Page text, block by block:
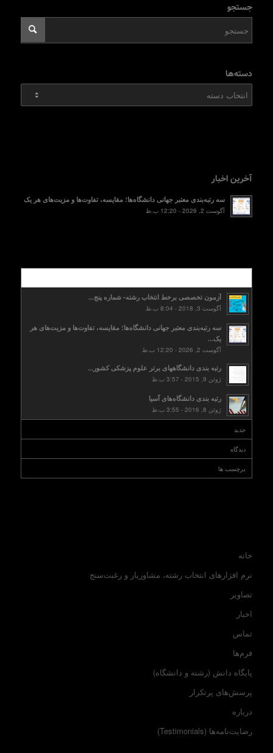
جستجو
دسته‌ها
آخرین اخبار
سه رتبه‌بندی معتبر جهانی دانشگاه‌ها؛ مقایسه، تفاوت‌ها و مزیت‌های هر یک
آگوست 2, 2026 - 12:20 ب.ظ
آزمون تخصصی برخط انتخاب رشته- شماره پنج...
آگوست 3, 2018 - 8:04 ب.ظ
سه رتبه‌بندی معتبر جهانی دانشگاه‌ها؛ مقایسه، تفاوت‌ها و مزیت‌های هر
یک...
آگوست 2, 2026 - 12:20 ب.ظ
رتبه بندی دانشگاههای برتر علوم پزشکی کشور...
ژوئن 9, 2015 - 3:57 ب.ظ
رتبه بندی دانشگاه‌های آسیا
ژوئن 8, 2016 - 3:55 ب.ظ
جدید
دیدگاه
برچسب ها
خانه
نرم افزارهای انتخاب رشته، مشاوریار و رغبت‌سنج
تصاویر
اخبار
تماس
فرم‌ها
پایگاه دانش (رشته و دانشگاه)
پرسش‌های پرتکرار
درباره
رضایت‌نامه‌ها (Testimonials)